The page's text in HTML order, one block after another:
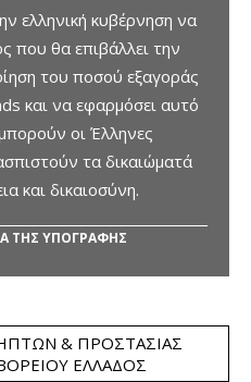
ελληνική κυβέρνηση να
που θα επιβάλλει την
του ποσού εξαγοράς
και να εφαρμόσει αυτό
οι Έλληνες
τα δικαιώματά
και δικαιοσύνη.
ΤΗΣ ΥΠΟΓΡΑΦΗΣ
& ΠΡΟΣΤΑΣΊΑΣ
ΕΛΛΆΔΟΣ